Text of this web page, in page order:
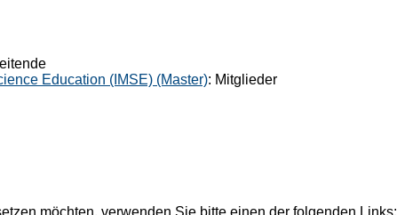
Education (IMSE) (Master): Mitglieder
möchten, verwenden Sie bitte einen der folgenden Links: